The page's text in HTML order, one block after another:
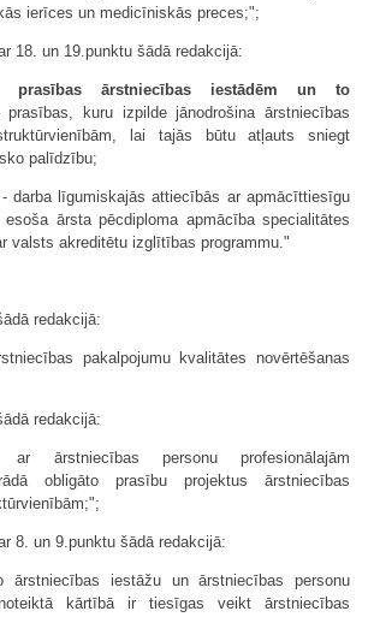
ierīces un medicīniskās preces;";
18. un 19.punktu šādā redakcijā:
prasības ārstniecības iestādēm un to
prasības, kuru izpilde jānodrošina ārstniecības
lai tajās būtu atļauts sniegt
palīdzību;
darba līgumiskajās attiecībās ar apmācīttiesīgu
ārsta pēcdiploma apmācība specialitātes
valsts akreditētu izglītības programmu."
redakcijā:
pakalpojumu kvalitātes novērtēšanas
redakcijā:
ārstniecības personu profesionālajām
obligāto prasību projektus ārstniecības
8. un 9.punktu šādā redakcijā:
ārstniecības iestāžu un ārstniecības personu
kārtībā ir tiesīgas veikt ārstniecības